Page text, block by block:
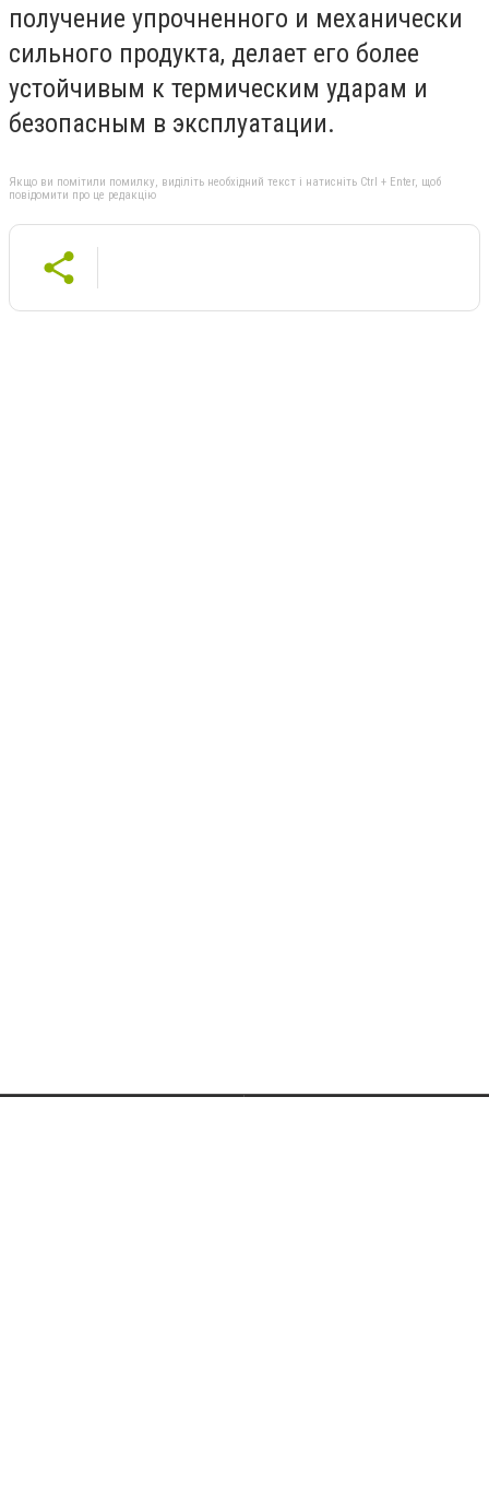
получение упрочненного и механически
сильного продукта, делает его более
устойчивым к термическим ударам и
безопасным в эксплуатации.
Якщо ви помітили помилку, виділіть необхідний текст і натисніть Ctrl + Enter, щоб
повідомити про це редакцію